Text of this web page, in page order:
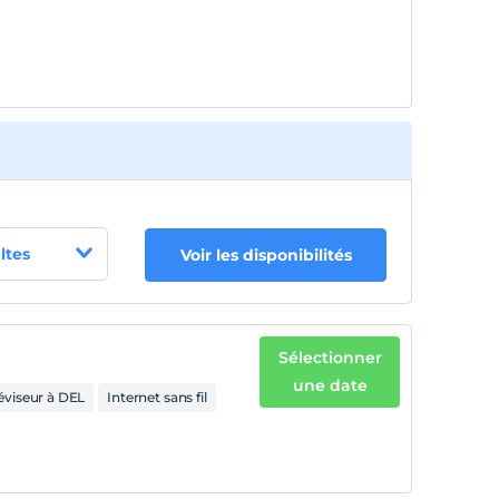
Voir les disponibilités
à DEL Internet sans fil
Sélectionner
une date